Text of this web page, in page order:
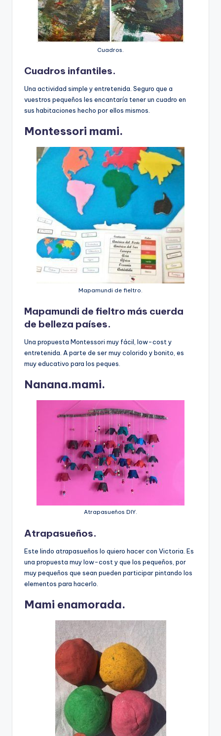
Cuadros.
Cuadros infantiles.
Una actividad simple y entretenida. Seguro que a
vuestros pequeños les encantaría tener un cuadro en
sus habitaciones hecho por ellos mismos.
Montessori mami.
Mapamundi de fieltro.
Mapamundi de fieltro más cuerda
de belleza países.
Una propuesta Montessori muy fácil, low-cost y
entretenida. A parte de ser muy colorido y bonito, es
muy educativo para los peques.
Nanana.mami.
Atrapasueños DIY.
Atrapasueños.
Este lindo atrapasueños lo quiero hacer con Victoria. Es
una propuesta muy low-cost y que los pequeños, por
muy pequeños que sean pueden participar pintando los
elementos para hacerlo.
Mami enamorada.